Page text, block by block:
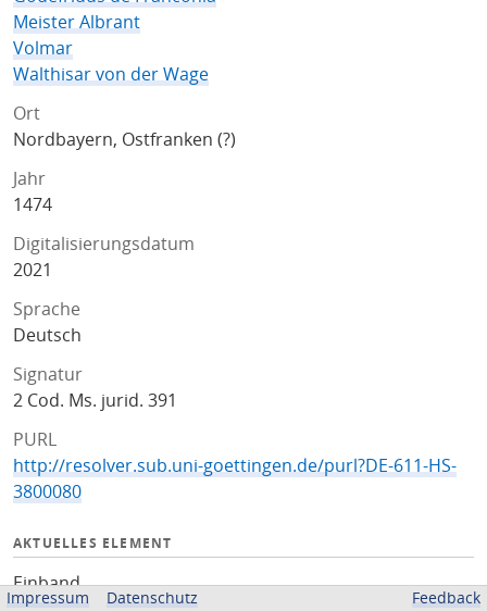
Meister Albrant
Volmar
Walthisar von der Wage
Ort
Nordbayern, Ostfranken (?)
Jahr
1474
Digitalisierungsdatum
2021
Sprache
Deutsch
Signatur
2 Cod. Ms. jurid. 391
PURL
http://resolver.sub.uni-goettingen.de/purl?DE-611-HS-
3800080
AKTUELLES ELEMENT
Einband
Impressum Datenschutz Feedback